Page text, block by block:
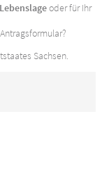
Lebenslageoder für Ihr
Sachsen.